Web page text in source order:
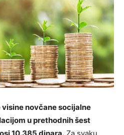
novčane socijalne
u prethodnih šest